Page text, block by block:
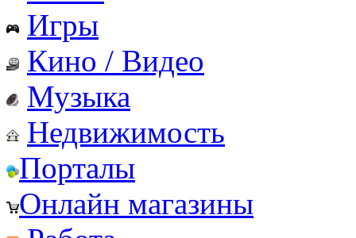
Игры
Кино / Видео
Музыка
Недвижимость
Порталы
Онлайн магазины